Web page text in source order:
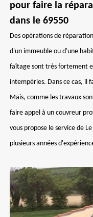
pour faire la
dans le 69550
Des opérations de
d'un immeuble ou d'une
faîtage sont très fortement
intempéries. Dans ce cas, il
Mais, comme les travaux
faire appel à un couvreur
vous propose le service de
plusieurs années